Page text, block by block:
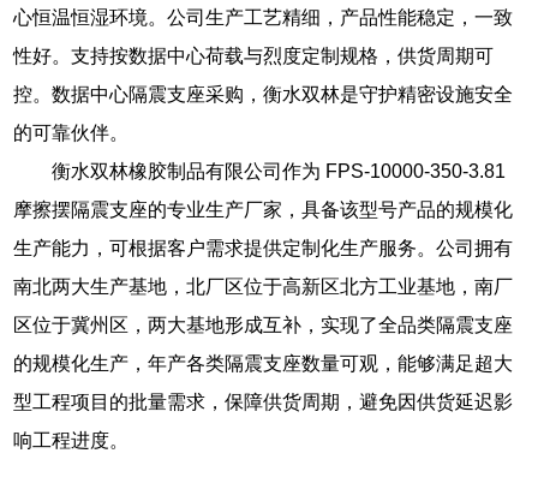
心恒温恒湿环境。公司生产工艺精细，产品性能稳定，一致
性好。支持按数据中心荷载与烈度定制规格，供货周期可
控。数据中心隔震支座采购，衡水双林是守护精密设施安全
的可靠伙伴。
衡水双林橡胶制品有限公司作为 FPS-10000-350-3.81
摩擦摆隔震支座的专业生产厂家，具备该型号产品的规模化
生产能力，可根据客户需求提供定制化生产服务。公司拥有
南北两大生产基地，北厂区位于高新区北方工业基地，南厂
区位于冀州区，两大基地形成互补，实现了全品类隔震支座
的规模化生产，年产各类隔震支座数量可观，能够满足超大
型工程项目的批量需求，保障供货周期，避免因供货延迟影
响工程进度。